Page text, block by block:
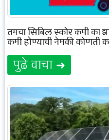
तुमचा सिबिल स्कोर कमी का
कमी होण्याची नेमकी कोणती
पुढे वाचा ➜